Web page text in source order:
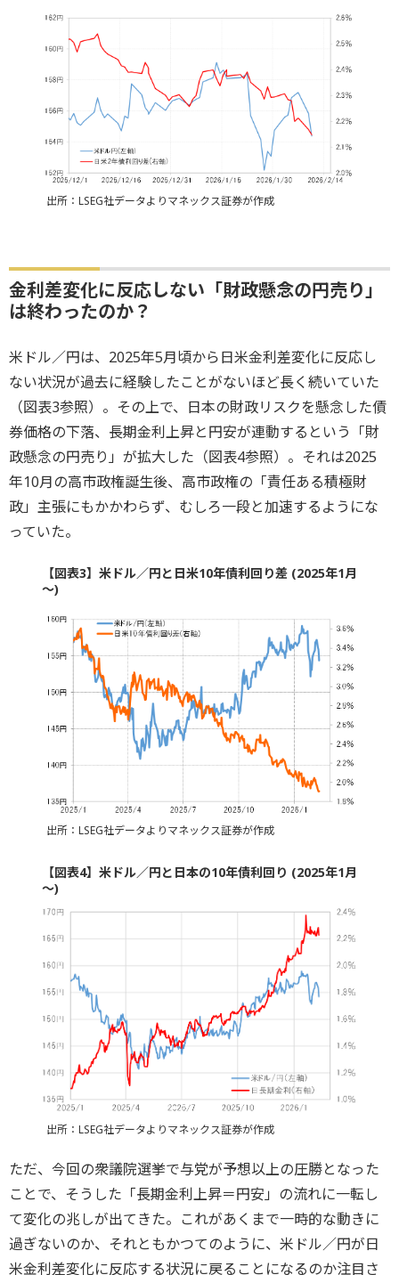
出所：LSEG社データよりマネックス証券が作成
金利差変化に反応しない「財政懸念の円売り」
は終わったのか？
米ドル／円は、2025年5月頃から日米金利差変化に反応し
ない状況が過去に経験したことがないほど長く続いていた
（図表3参照）。その上で、日本の財政リスクを懸念した債
券価格の下落、長期金利上昇と円安が連動するという「財
政懸念の円売り」が拡大した（図表4参照）。それは2025
年10月の高市政権誕生後、高市政権の「責任ある積極財
政」主張にもかかわらず、むしろ一段と加速するようにな
っていた。
【図表3】米ドル／円と日米10年債利回り差 (2025年1月
～)
出所：LSEG社データよりマネックス証券が作成
【図表4】米ドル／円と日本の10年債利回り (2025年1月
～)
出所：LSEG社データよりマネックス証券が作成
ただ、今回の衆議院選挙で与党が予想以上の圧勝となった
ことで、そうした「長期金利上昇＝円安」の流れに一転し
て変化の兆しが出てきた。これがあくまで一時的な動きに
過ぎないのか、それともかつてのように、米ドル／円が日
米金利差変化に反応する状況に戻ることになるのか注目さ